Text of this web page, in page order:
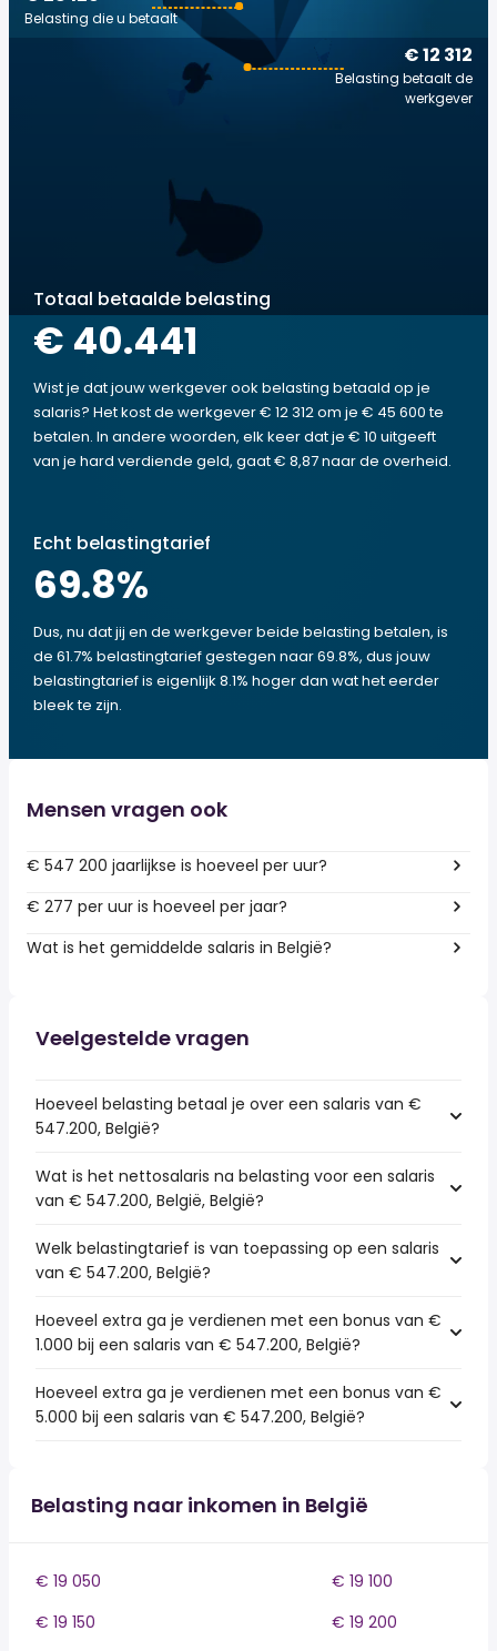
€ 12 312
Belasting betaalt de
werkgever
Belasting die u betaalt
Totaal betaalde belasting
€ 40.441
Wist je dat jouw werkgever ook belasting betaald op je
salaris? Het kost de werkgever € 12 312 om je € 45 600 te
betalen. In andere woorden, elk keer dat je € 10 uitgeeft
van je hard verdiende geld, gaat € 8,87 naar de overheid.
Echt belastingtarief
69.8%
Dus, nu dat jij en de werkgever beide belasting betalen, is
de 61.7% belastingtarief gestegen naar 69.8%, dus jouw
belastingtarief is eigenlijk 8.1% hoger dan wat het eerder
bleek te zijn.
Mensen vragen ook
€ 547 200 jaarlijkse is hoeveel per uur?
€ 277 per uur is hoeveel per jaar?
Wat is het gemiddelde salaris in België?
Veelgestelde vragen
Hoeveel belasting betaal je over een salaris van €
547.200, België?
Wat is het nettosalaris na belasting voor een salaris
van € 547.200, België, België?
Welk belastingtarief is van toepassing op een salaris
van € 547.200, België?
Hoeveel extra ga je verdienen met een bonus van €
1.000 bij een salaris van € 547.200, België?
Hoeveel extra ga je verdienen met een bonus van €
5.000 bij een salaris van € 547.200, België?
Belasting naar inkomen in België
€ 19 050
€ 19 100
€ 19 150
€ 19 200